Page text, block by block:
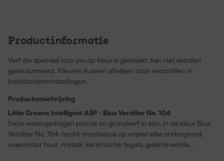
Productinformatie
Verf die speciaal voor jou op kleur is gemaakt, kan niet worden
geretourneerd. Kleuren kunnen afwijken door verschillen in
beeldscherminstellingen.
Productomschrijving
Little Greene Intelligent ASP - Blue Verditer No. 104
Deze watergedragen primer en grondverf in één, in de kleur Blue
Verditer No. 104, hecht moeiteloos op vrijwel elke ondergrond,
waaronder hout, metaal, keramische tegels, gelamineerde